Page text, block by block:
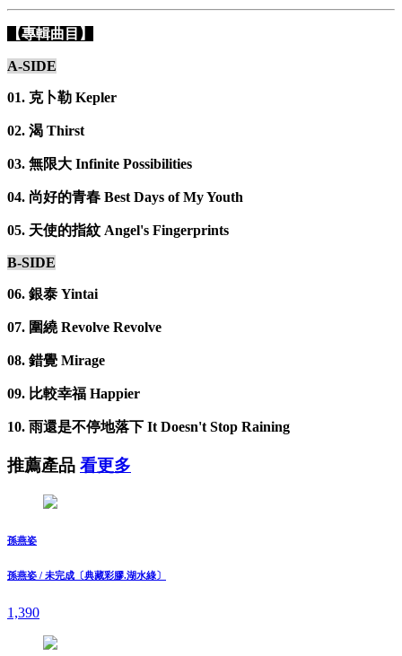
【專輯曲目】
A-SIDE
01. 克卜勒 Kepler
02. 渴 Thirst
03. 無限大 Infinite Possibilities
04. 尚好的青春 Best Days of My Youth
05. 天使的指紋 Angel's Fingerprints
B-SIDE
06. 銀泰 Yintai
07. 圍繞 Revolve Revolve
08. 錯覺 Mirage
09. 比較幸福 Happier
10. 雨還是不停地落下 It Doesn't Stop Raining
推薦產品 看更多
孫燕姿
孫燕姿 / 未完成〔典藏彩膠.湖水綠〕
1,390